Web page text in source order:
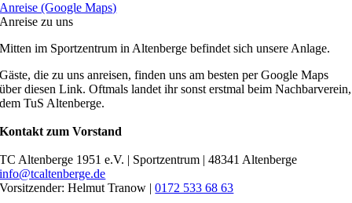
Anreise (Google Maps)
Anreise zu uns
Mitten im Sportzentrum in Altenberge befindet sich unsere Anlage.
Gäste, die zu uns anreisen, finden uns am besten per Google Maps
über diesen Link. Oftmals landet ihr sonst erstmal beim Nachbarverein,
dem TuS Altenberge.
Kontakt zum Vorstand
TC Altenberge 1951 e.V. | Sportzentrum | 48341 Altenberge
info@tcaltenberge.de
Vorsitzender: Helmut Tranow |0172 533 68 63